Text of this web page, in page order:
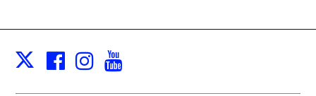
X Facebook
Instagram